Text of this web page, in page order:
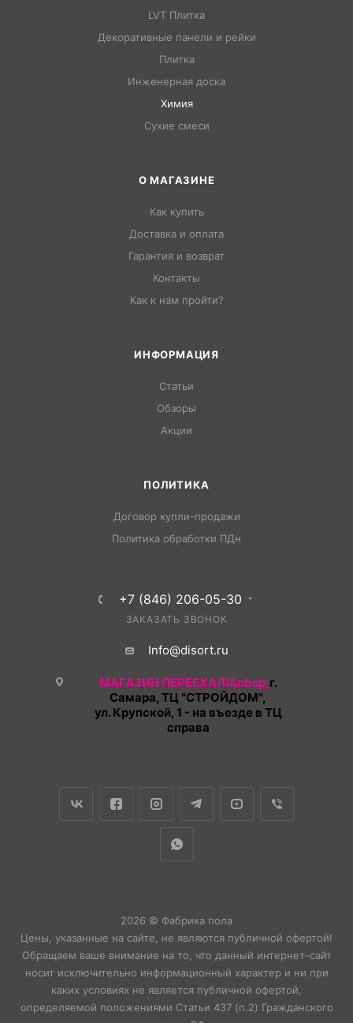
LVT Плитка
Декоративные панели и рейки
Плитка
Инженерная доска
Химия
Сухие смеси
О МАГАЗИНЕ
Как купить
Доставка и оплата
Гарантия и возврат
Контакты
Как к нам пройти?
ИНФОРМАЦИЯ
Статьи
Обзоры
Акции
ПОЛИТИКА
Договор купли-продажи
Политика обработки ПДн
+7 (846) 206-05-30
ЗАКАЗАТЬ ЗВОНОК
Info@disort.ru
МАГАЗИН ПЕРЕЕХАЛ!&nbsp;г.
Самара, ТЦ "СТРОЙДОМ",
ул. Крупской, 1 - на въезде в ТЦ
справа
2026 © Фабрика пола
Цены, указанные на сайте, не являются публичной офертой!
Обращаем ваше внимание на то, что данный интернет-сайт
носит исключительно информационный характер и ни при
каких условиях не является публичной офертой,
определяемой положениями Статьи 437 (п.2) Гражданского